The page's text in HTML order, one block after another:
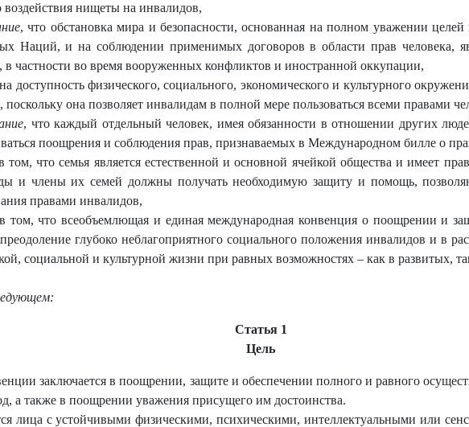
воздействия нищеты на инвалидов,
, что обстановка мира и безопасности, основанная на полном уважении
Наций, и на соблюдении применимых договоров в области прав человека,
частности во время вооруженных конфликтов и иностранной оккупации,
доступность физического, социального, экономического и культурного
она позволяет инвалидам в полной мере пользоваться всеми правами
, что каждый отдельный человек, имея обязанности в отношении других
поощрения и соблюдения прав, признаваемых в Международном билле о
том, что семья является естественной и основной ячейкой общества и имеет
и члены их семей должны получать необходимую защиту и помощь,
правами инвалидов,
в том, что всеобъемлющая и единая международная конвенция о поощрении и
глубоко неблагоприятного социального положения инвалидов и в
социальной и культурной жизни при равных возможностях – как в развитых,
Статья 1
Цель
заключается в поощрении, защите и обеспечении полного и равного
а также в поощрении уважения присущего им достоинства.
лица с устойчивыми физическими, психическими, интеллектуальными или